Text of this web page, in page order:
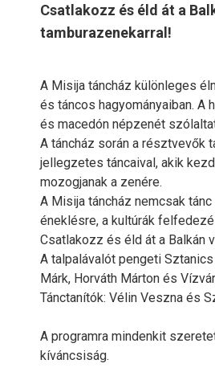
Csatlakozz és éld át a
tamburazenekarral!
A Misija táncház különleges
és táncos hagyományaiban. A
és macedón népzenét
A táncház során a
jellegzetes táncaival, akik
mozogjanak a zenére.
A Misija táncház nemcsak
éneklésre, a kultúrák
Csatlakozz és éld át a Balkán
A talpalávalót pengeti
Márk, Horváth Márton és
Tánctanítók: Vélin Veszna és
A programra mindenkit
kíváncsiság.